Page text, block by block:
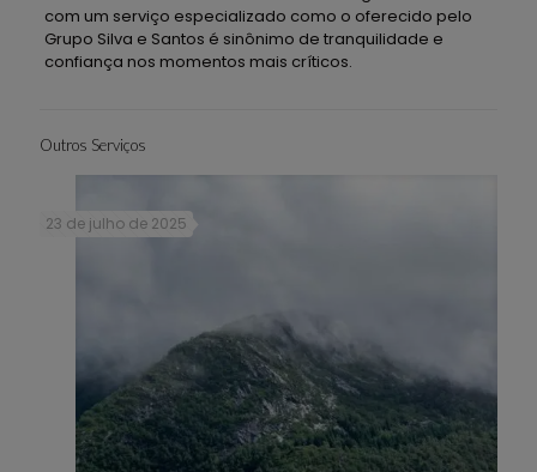
com um serviço especializado como o oferecido pelo
Grupo Silva e Santos é sinônimo de tranquilidade e
confiança nos momentos mais críticos.
Outros Serviços
23 de julho de 2025